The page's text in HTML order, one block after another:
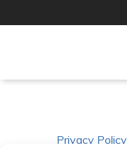
Privacy Policy